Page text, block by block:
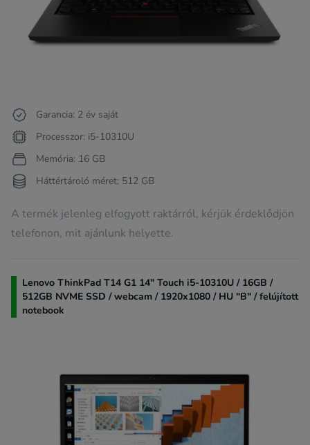
Garancia: 2 év saját
Processzor: i5-10310U
Memória: 16 GB
Háttértároló méret: 512 GB
A termék jelenleg elfogyott raktárról, kérjük érdeklődjön
telefonon, mit ajánlunk helyette.
Lenovo ThinkPad T14 G1 14" Touch i5-10310U / 16GB /
512GB NVME SSD / webcam / 1920x1080 / HU "B" / felújított
notebook